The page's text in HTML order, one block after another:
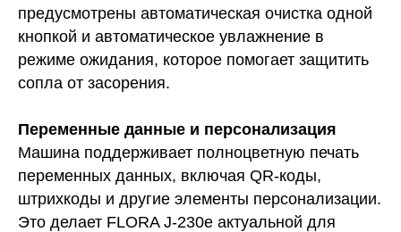
предусмотрены автоматическая очистка одной
кнопкой и автоматическое увлажнение в
режиме ожидания, которое помогает защитить
сопла от засорения.
Переменные данные и персонализация
Машина поддерживает полноцветную печать
переменных данных, включая QR-коды,
штрихкоды и другие элементы персонализации.
Это делает FLORA J-230e актуальной для